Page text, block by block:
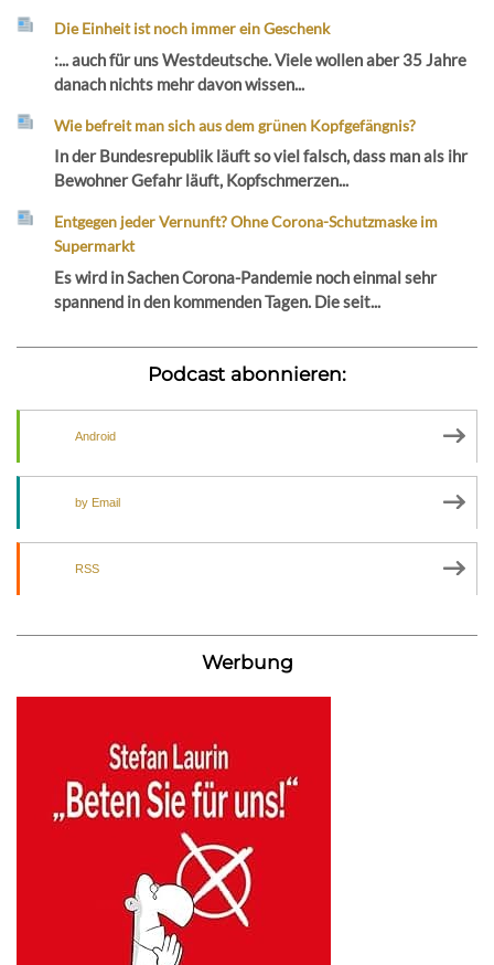
Die Einheit ist noch immer ein Geschenk
:... auch für uns Westdeutsche. Viele wollen aber 35 Jahre
danach nichts mehr davon wissen...
Wie befreit man sich aus dem grünen Kopfgefängnis?
In der Bundesrepublik läuft so viel falsch, dass man als ihr
Bewohner Gefahr läuft, Kopfschmerzen...
Entgegen jeder Vernunft? Ohne Corona-Schutzmaske im
Supermarkt
Es wird in Sachen Corona-Pandemie noch einmal sehr
spannend in den kommenden Tagen. Die seit...
Podcast abonnieren:
Android
by Email
RSS
Werbung